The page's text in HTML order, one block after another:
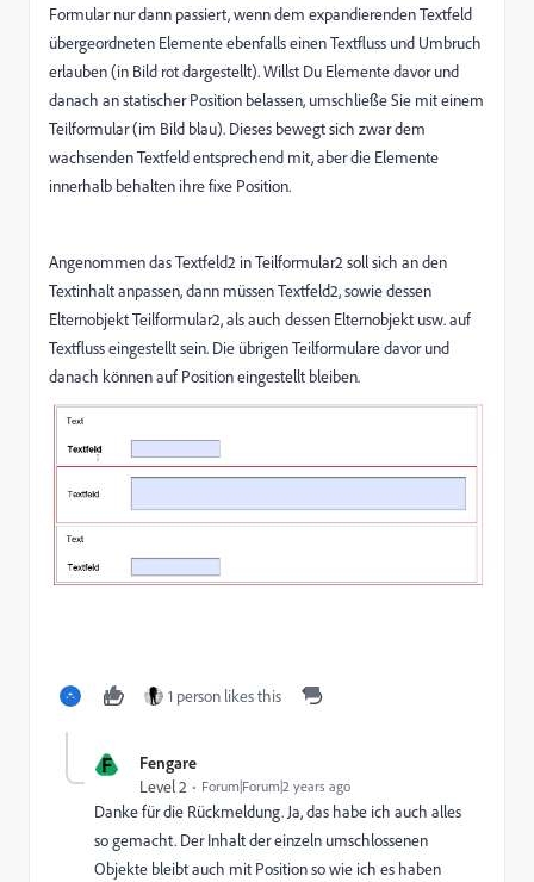
Formular nur dann passiert, wenn dem expandierenden Textfeld
übergeordneten Elemente ebenfalls einen Textfluss und Umbruch
erlauben (in Bild rot dargestellt). Willst Du Elemente davor und
danach an statischer Position belassen, umschließe Sie mit einem
Teilformular (im Bild blau). Dieses bewegt sich zwar dem
wachsenden Textfeld entsprechend mit, aber die Elemente
innerhalb behalten ihre fixe Position.
Angenommen das Textfeld2 in Teilformular2 soll sich an den
Textinhalt anpassen, dann müssen Textfeld2, sowie dessen
Elternobjekt Teilformular2, als auch dessen Elternobjekt usw. auf
Textfluss eingestellt sein. Die übrigen Teilformulare davor und
danach können auf Position eingestellt bleiben.
1 person likes this
F Fengare
Level 2 Forum|Forum|2 years ago
Danke für die Rückmeldung. Ja, das habe ich auch alles
so gemacht. Der Inhalt der einzeln umschlossenen
Objekte bleibt auch mit Position so wie ich es haben